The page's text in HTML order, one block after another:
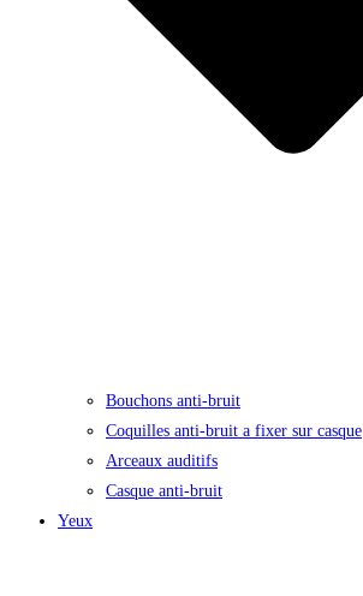
Bouchons anti-bruit
Coquilles anti-bruit a fixer sur casque
Arceaux auditifs
Casque anti-bruit
Yeux